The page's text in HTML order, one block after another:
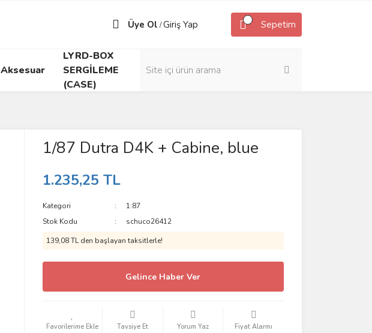
Üye Ol /Giriş Yap Sepetim
Aksesuar
LYRD-BOX
SERGİLEME
(CASE)
1/87 Dutra D4K + Cabine, blue
1.235,25 TL
Kategori
1:87
Stok Kodu
schuco26412
139,08 TL den başlayan taksitlerle!
Gelince Haber Ver
Tavsiye Et Yorum Yaz Fiyat Alarmı